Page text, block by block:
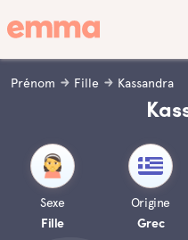
Prénom Fille Kassandra
Sexe
Fille
Origine
Grec